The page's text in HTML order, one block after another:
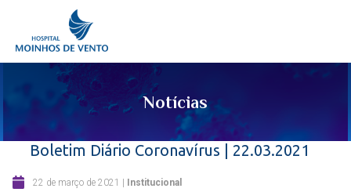
Notícias
Boletim Diário Coronavírus | 22.03.2021
22 de março de 2021 | Institucional